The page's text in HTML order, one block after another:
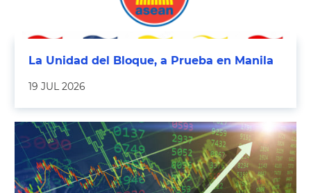
La Unidad del Bloque, a Prueba en Manila
19 JUL 2026